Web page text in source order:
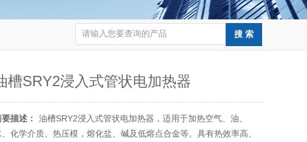
槽SRY2浸入式管状电加热器
描述：
油槽SRY2浸入式管状电加热器，适用于加热空气、油、
、化学介质、热压模，熔化盐、碱及低熔点合金等。具有热效率高、